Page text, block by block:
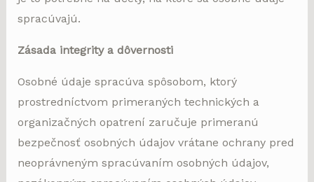
spracúvajú.
Zásada integrity a dôvernosti
Osobné údaje spracúva spôsobom, ktorý
prostredníctvom primeraných technických a
organizačných opatrení zaručuje primeranú
bezpečnosť osobných údajov vrátane ochrany pred
neoprávneným spracúvaním osobných údajov,